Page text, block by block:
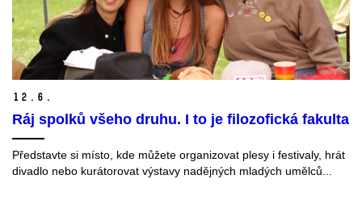
12. 6.
Ráj spolků všeho druhu. I to je filozofická fakulta
Představte si místo, kde můžete organizovat plesy i festivaly, hrát
divadlo nebo kurátorovat výstavy nadějných mladých umělců...